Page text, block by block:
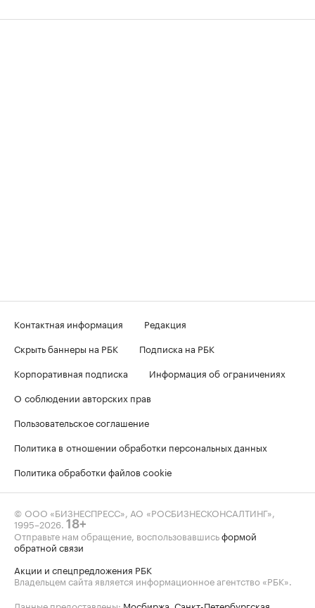
Контактная информация
Редакция
Скрыть баннеры на РБК
Подписка на РБК
Корпоративная подписка
Информация об ограничениях
О соблюдении авторских прав
Пользовательское соглашение
Политика в отношении обработки персональных данных
Политика обработки файлов cookie
© ООО «БИЗНЕСПРЕСС», АО «РОСБИЗНЕСКОНСАЛТИНГ»,
1995–2026 18+
Отправьте нам обращение, воспользовавшисьформой
обратной связи
Акции и спецпредложения РБК
Владельцем сайта является информационное агентство «РБК».
Данные предоставлены: Мосбиржа Санкт-Петербургская